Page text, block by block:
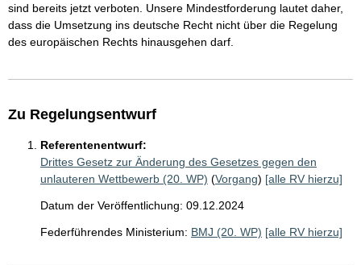
sind bereits jetzt verboten. Unsere Mindestforderung lautet daher,
dass die Umsetzung ins deutsche Recht nicht über die Regelung
des europäischen Rechts hinausgehen darf.
Zu Regelungsentwurf
Referentenentwurf:
Drittes Gesetz zur Änderung des Gesetzes gegen den
unlauteren Wettbewerb (20. WP) (Vorgang) [alle RV hierzu]
Datum der Veröffentlichung: 09.12.2024
Federführendes Ministerium: BMJ (20. WP) [alle RV hierzu]